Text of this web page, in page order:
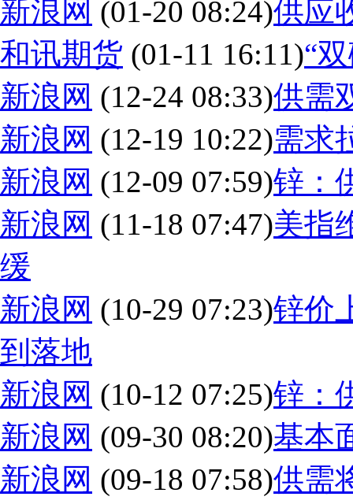
新浪网 (01-20 08:24)供应
和讯期货 (01-11 16:11)“
新浪网 (12-24 08:33)供需
新浪网 (12-19 10:22)需求
新浪网 (12-09 07:59)锌：
新浪网 (11-18 07:47)美指
缓
新浪网 (10-29 07:23)锌价
到落地
新浪网 (10-12 07:25)锌：
新浪网 (09-30 08:20)基本
新浪网 (09-18 07:58)供需